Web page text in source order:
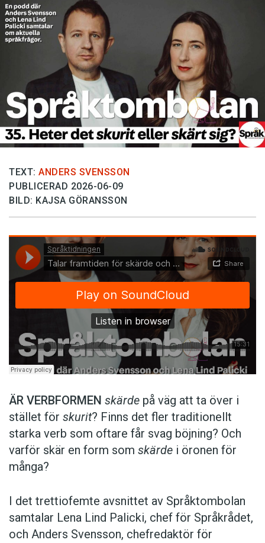
TEXT: ANDERS SVENSSON
PUBLICERAD 2026-06-09
BILD: KAJSA GÖRANSSON
ÄR VERBFORMEN skärde på väg att ta över i
stället för skurit? Finns det fler traditionellt
starka verb som oftare får svag böjning? Och
varför skär en form som skärde i öronen för
många?
I det trettiofemte avsnittet av Språktombolan
samtalar Lena Lind Palicki, chef för Språkrådet,
och Anders Svensson, chefredaktör för